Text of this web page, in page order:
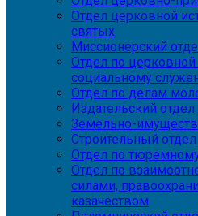
Отдел церковной
святых
Миссионерский
Отдел по церковной
социальному
Отдел по делам
Издательский отдел
Земельно-
Строительный отдел
Отдел по
Отдел по
силами,
казачеством